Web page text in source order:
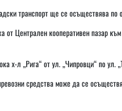
транспорт ще се осъществява по
от Централен кооперативен пазар
х-л „Рига“ от ул. „Чипровци“ по ул.
средства може да се